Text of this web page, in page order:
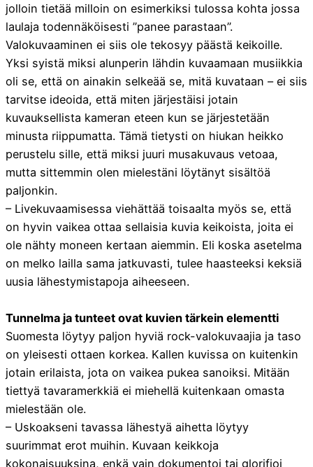
jolloin tietää milloin on esimerkiksi tulossa kohta jossa
laulaja todennäköisesti ”panee parastaan”.
Valokuvaaminen ei siis ole tekosyy päästä keikoille.
Yksi syistä miksi alunperin lähdin kuvaamaan musiikkia
oli se, että on ainakin selkeää se, mitä kuvataan – ei siis
tarvitse ideoida, että miten järjestäisi jotain
kuvauksellista kameran eteen kun se järjestetään
minusta riippumatta. Tämä tietysti on hiukan heikko
perustelu sille, että miksi juuri musakuvaus vetoaa,
mutta sittemmin olen mielestäni löytänyt sisältöä
paljonkin.
– Livekuvaamisessa viehättää toisaalta myös se, että
on hyvin vaikea ottaa sellaisia kuvia keikoista, joita ei
ole nähty moneen kertaan aiemmin. Eli koska asetelma
on melko lailla sama jatkuvasti, tulee haasteeksi keksiä
uusia lähestymistapoja aiheeseen.
Tunnelma ja tunteet ovat kuvien tärkein elementti
Suomesta löytyy paljon hyviä rock-valokuvaajia ja taso
on yleisesti ottaen korkea. Kallen kuvissa on kuitenkin
jotain erilaista, jota on vaikea pukea sanoiksi. Mitään
tiettyä tavaramerkkiä ei miehellä kuitenkaan omasta
mielestään ole.
– Uskoakseni tavassa lähestyä aihetta löytyy
suurimmat erot muihin. Kuvaan keikkoja
kokonaisuuksina, enkä vain dokumentoi tai glorifioi